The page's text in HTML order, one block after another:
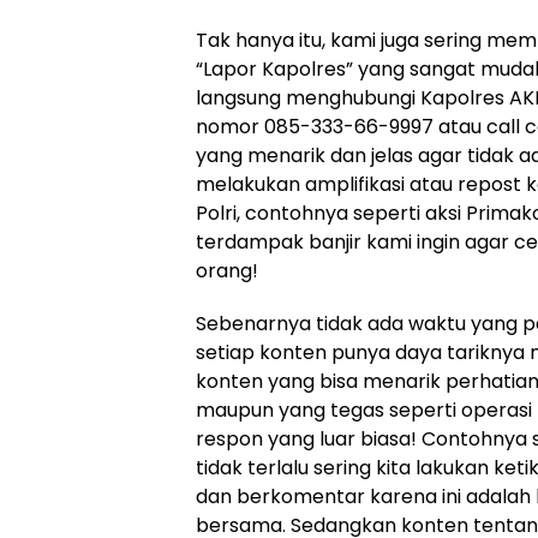
Tak hanya itu, kami juga sering
“Lapor Kapolres” yang sangat
langsung menghubungi Kapolres
nomor 085-333-66-9997 atau call
yang menarik dan jelas agar tidak
melakukan amplifikasi atau repost
Polri, contohnya seperti aksi
terdampak banjir kami ingin agar
orang!
Sebenarnya tidak ada waktu yang
setiap konten punya daya tariknya
konten yang bisa menarik
maupun yang tegas seperti
respon yang luar biasa!
tidak terlalu sering kita lakukan
dan berkomentar karena ini
bersama. Sedangkan konten